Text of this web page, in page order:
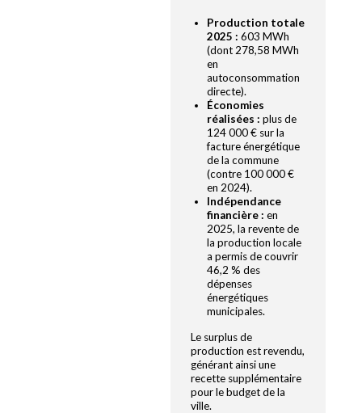
Production totale
2025 : 603 MWh
(dont 278,58 MWh
en
autoconsommation
directe).
Économies
réalisées : plus de
124 000 € sur la
facture énergétique
de la commune
(contre 100 000 €
en 2024).
Indépendance
financière : en
2025, la revente de
la production locale
a permis de couvrir
46,2 % des
dépenses
énergétiques
municipales.
Le surplus de
production est revendu,
générant ainsi une
recette supplémentaire
pour le budget de la
ville.